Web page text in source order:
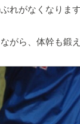
れがなくなります
がら、体幹も鍛